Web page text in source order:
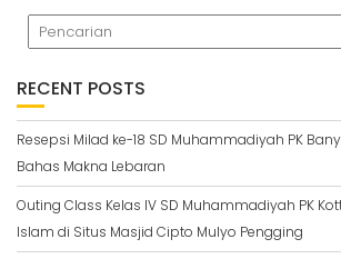
RECENT POSTS
Resepsi Milad ke-18 SD Muhammadiyah PK
Bahas Makna Lebaran
Outing Class Kelas IV SD Muhammadiyah PK
Islam di Situs Masjid Cipto Mulyo Pengging